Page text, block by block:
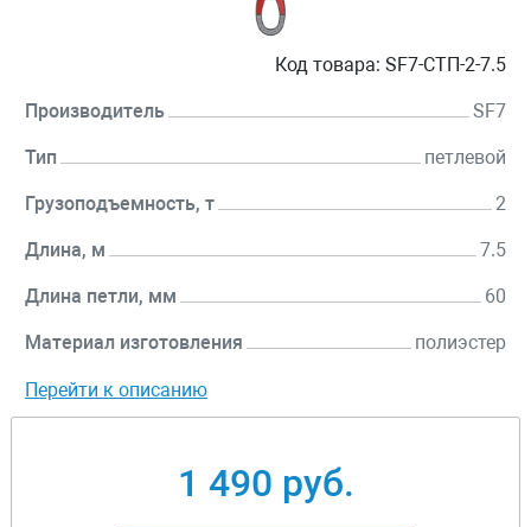
Код товара: SF7-СТП-2-7.5
Производитель SF7
Тип петлевой
Грузоподъемность, т 2
Длина, м 7.5
Длина петли, мм 60
Материал изготовления полиэстер
Перейти к описанию
1 490 руб.